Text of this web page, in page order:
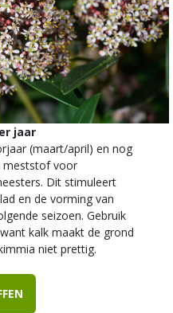
jaar
(maart/april) en nog
meststof voor
Dit stimuleert
en de vorming van
seizoen. Gebruik
kalk maakt de grond
niet prettig.